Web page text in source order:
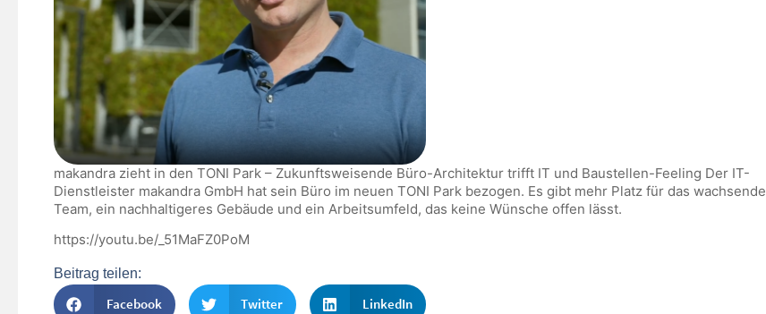
makandra zieht in den TONI Park – Zukunftsweisende Büro-Architektur trifft IT und Baustellen-Feeling Der IT-
Dienstleister makandra GmbH hat sein Büro im neuen TONI Park bezogen. Es gibt mehr Platz für das wachsende
Team, ein nachhaltigeres Gebäude und ein Arbeitsumfeld, das keine Wünsche offen lässt.
https://youtu.be/_51MaFZ0PoM
Beitrag teilen:
Facebook Twitter LinkedIn